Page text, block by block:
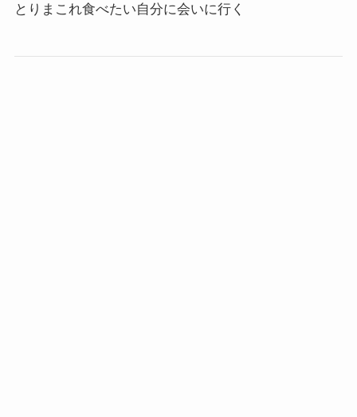
とりまこれ食べたい自分に会いに行く